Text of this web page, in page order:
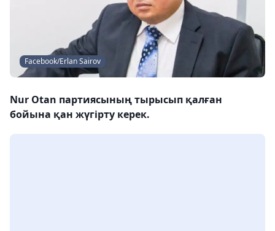
Facebook/Erlan Sairov
Nur Otan партиясының тырысып қалған
бойына қан жүгірту керек.